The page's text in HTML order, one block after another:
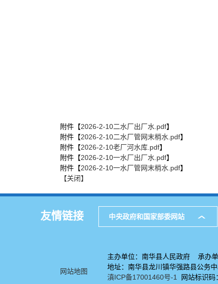
附件【2026-2-10二水厂出厂水.pdf】
附件【2026-2-10二水厂管网末梢水.pdf】
附件【2026-2-10老厂河水库.pdf】
附件【2026-2-10一水厂出厂水.pdf】
附件【2026-2-10一水厂管网末梢水.pdf】
【关闭】
友情链接 中央政府和国家部委网站
网站地图
主办单位：南华县人民政府 承办
地址：南华县龙川镇华强路县公
滇ICP备17001460号-1
网站标识码